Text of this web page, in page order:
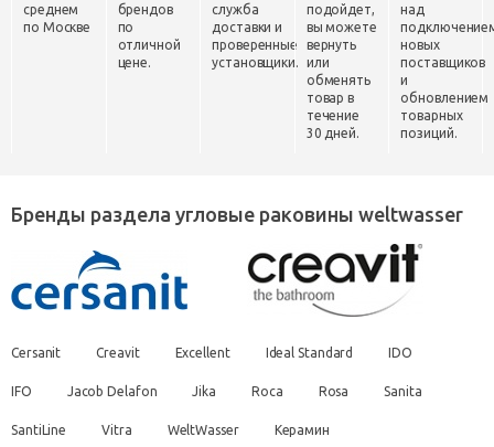
среднем
по Москве
брендов
по
отличной
цене.
служба
доставки и
проверенные
установщики.
подойдет,
вы можете
вернуть
или
обменять
товар в
течение
30 дней.
над
новых
поставщиков
и
обновлением
товарных
позиций.
Бренды раздела угловые раковины weltwasser
Cersanit Creavit Excellent Ideal Standard IDO
IFO Jacob Delafon Jika Roca Rosa Sanita
SantiLine Vitra WeltWasser Керамин